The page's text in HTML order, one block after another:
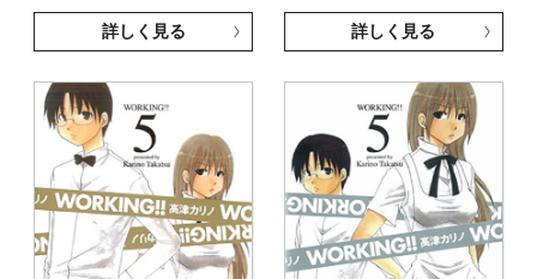
詳しく見る 詳しく見る